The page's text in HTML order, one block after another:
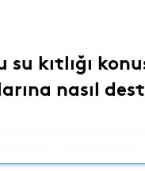
su kıtlığı
nasıl